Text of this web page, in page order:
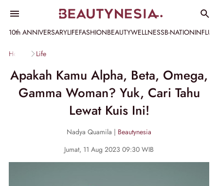
10th ANNIVERSARYLIFEFASHIONBEAUTYWELLNESSB-NATION
Home Life
Apakah Kamu Alpha, Beta, Omega,
Gamma Woman? Yuk, Cari Tahu
Lewat Kuis Ini!
Nadya Quamila | Beautynesia
Jumat, 11 Aug 2023 09:30 WIB